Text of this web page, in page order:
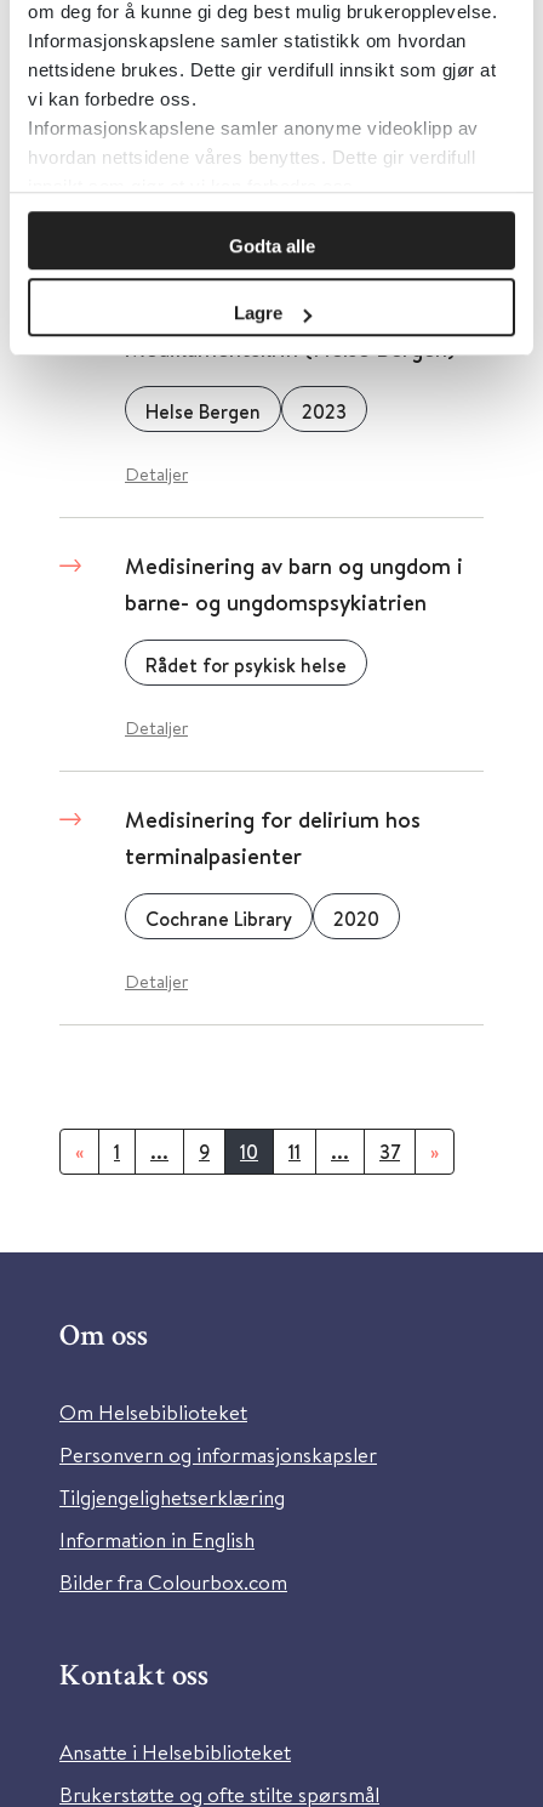
om deg for å kunne gi deg best mulig brukeropplevelse.
Informasjonskapslene samler statistikk om hvordan
nettsidene brukes. Dette gir verdifull innsikt som gjør at
vi kan forbedre oss.
Informasjonskapslene samler anonyme videoklipp av
hvordan nettsidene våres benyttes. Dette gir verdifull
Godta alle
Lagre
Helsebiblioteket BMJ 2025
Medikamentskrin voksne
Helse Bergen
Medikamentskrin (Helse Bergen)
Helse Bergen 2023
Detaljer
Medisinering av barn og ungdom i
barne- og ungdomspsykiatrien
Rådet for psykisk helse
Detaljer
Medisinering for delirium hos
terminalpasienter
Cochrane Library 2020
Detaljer
« 1 ... 9 10 11 ... 37 »
Om oss
Om Helsebiblioteket
Personvern og informasjonskapsler
Tilgjengelighetserklæring
Information in English
Bilder fra Colourbox.com
Kontakt oss
Ansatte i Helsebiblioteket
Brukerstøtte og ofte stilte spørsmål